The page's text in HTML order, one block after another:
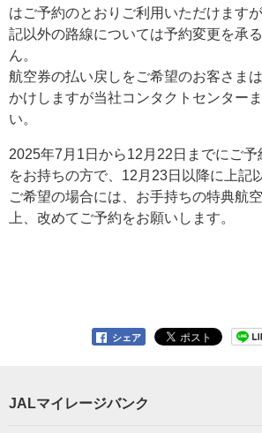
はご予約のとおりご利用いただけます
記以外の路線については予約変更を承
ん。
航空券の払い戻しをご希望のお客さま
かけしますが当社コンタクトセンター
い。
2025年7月1日から12月22日までにご
をお持ちの方で、12月23日以降に上記
ご希望の場合には、お手持ちの特典航
上、改めてご予約をお願いします。
シェア
JALマイレージバンク